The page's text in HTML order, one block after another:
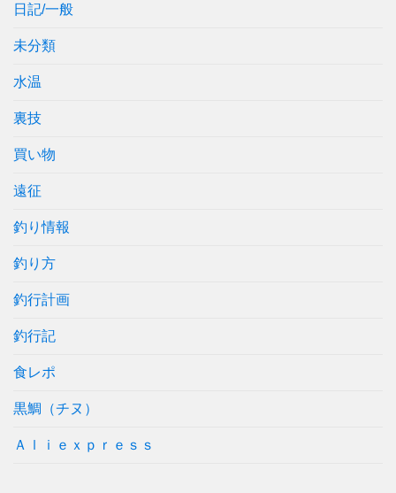
日記/一般
未分類
水温
裏技
買い物
遠征
釣り情報
釣り方
釣行計画
釣行記
食レポ
黒鯛（チヌ）
Ａｌｉｅｘｐｒｅｓｓ